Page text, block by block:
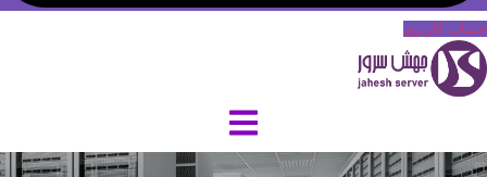
حساب کاربری